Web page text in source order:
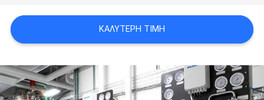
SITEMAP
PRIVACY
POLICY
ΚΑΛΎΤΕΡΗ ΤΙΜΉ